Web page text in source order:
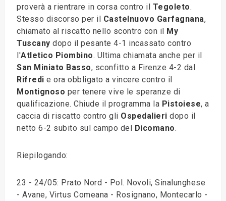
proverà a rientrare in corsa contro il Tegoleto.
Stesso discorso per il Castelnuovo Garfagnana,
chiamato al riscatto nello scontro con il My
Tuscany dopo il pesante 4-1 incassato contro
l'Atletico Piombino. Ultima chiamata anche per il
San Miniato Basso, sconfitto a Firenze 4-2 dal
Rifredi e ora obbligato a vincere contro il
Montignoso per tenere vive le speranze di
qualificazione. Chiude il programma la Pistoiese, a
caccia di riscatto contro gli Ospedalieri dopo il
netto 6-2 subito sul campo del Dicomano.
Riepilogando:
23 - 24/05: Prato Nord - Pol. Novoli, Sinalunghese
- Avane, Virtus Comeana - Rosignano, Montecarlo -